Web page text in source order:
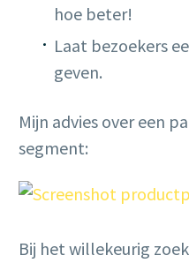
hoe beter!
Laat bezoekers
geven.
Mijn advies over een
segment:
Bij het willekeurig